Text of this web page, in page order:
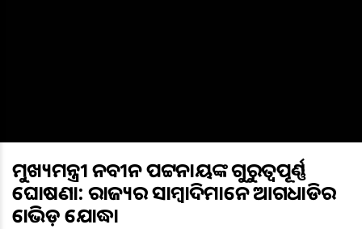
ମୁଖ୍ୟମନ୍ତ୍ରୀ ନବୀନ ପଟ୍ଟନାୟକଙ୍କ ଗୁରୁତ୍ୱପୂର୍ଣ୍ଣ
ଘୋଷଣା: ରାଜ୍ୟର ସାମ୍ବାଦିକମାନେ ଆଗଧାଡିର
କୋଭିଡ଼ ଯୋଦ୍ଧା